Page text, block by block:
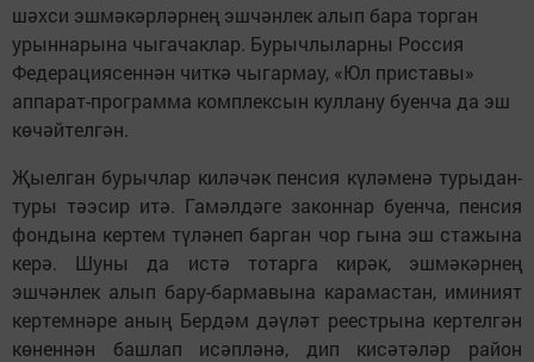
шәхси эшмәкәрләрнең эшчәнлек алып бара торган
урыннарына чыгачаклар. Бурычлыларны Россия
Федерациясеннән читкә чыгармау, «Юл приставы»
аппарат-программа комплексын куллану буенча да эш
көчәйтелгән.
Җыелган бурычлар киләчәк пенсия күләменә турыдан-
туры тәэсир итә. Гамәлдәге законнар буенча, пенсия
фондына кертем түләнеп барган чор гына эш стажына
керә. Шуны да истә тотарга кирәк, эшмәкәрнең
эшчәнлек алып бару-бармавына карамастан, иминият
кертемнәре аның Бердәм дәүләт реестрына кертелгән
көненнән башлап исәпләнә, дип кисәтәләр район